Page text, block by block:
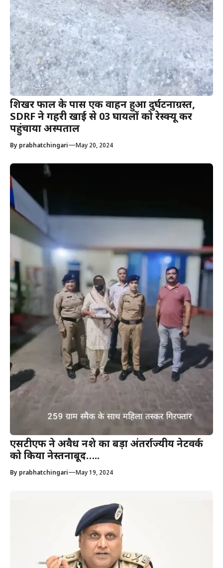
शिखर फाल के पास एक वाहन हुआ दुर्घटनाग्रस्त,
SDRF ने गहरी खाई से 03 घायलों को रेस्क्यू कर
पहुंचाया अस्पताल
By prabhatchingari—May 20, 2024
एसटीएफ ने अवैध नशे का बड़ा अंतर्राज्यीय नेटवर्क
को किया नेस्तनाबूद…..
By prabhatchingari—May 19, 2024